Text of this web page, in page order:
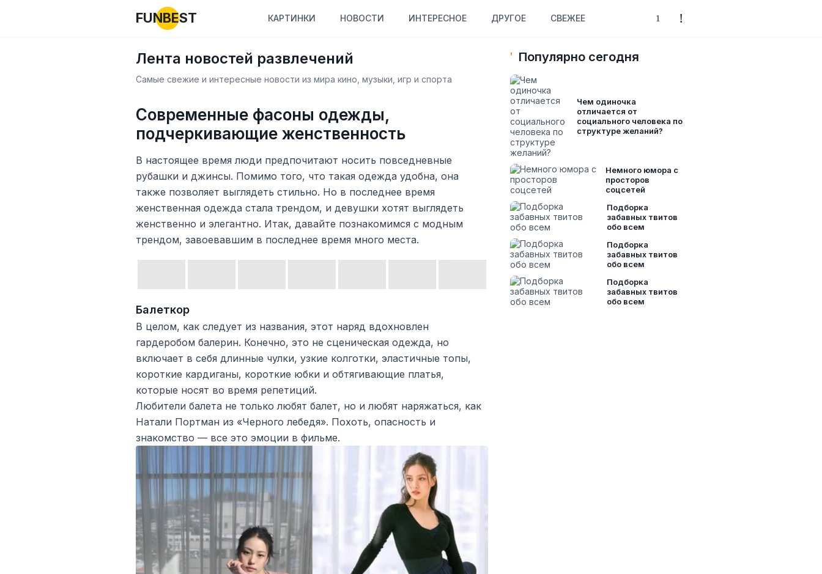
FUNBEST КАРТИНКИ НОВОСТИ ИНТЕРЕСНОЕ ДРУГОЕ СВЕЖЕЕ
Лента новостей развлечений
Самые свежие и интересные новости из мира кино, музыки, игр и спорта
Современные фасоны одежды,
подчеркивающие женственность
В настоящее время люди предпочитают носить повседневные
рубашки и джинсы. Помимо того, что такая одежда удобна, она
также позволяет выглядеть стильно. Но в последнее время
женственная одежда стала трендом, и девушки хотят выглядеть
женственно и элегантно. Итак, давайте познакомимся с модным
трендом, завоевавшим в последнее время много места.
Балеткор
В целом, как следует из названия, этот наряд вдохновлен
гардеробом балерин. Конечно, это не сценическая одежда, но
включает в себя длинные чулки, узкие колготки, эластичные топы,
короткие кардиганы, короткие юбки и обтягивающие платья,
которые носят во время репетиций.
Любители балета не только любят балет, но и любят наряжаться, как
Натали Портман из «Черного лебедя». Похоть, опасность и
знакомство — все это эмоции в фильме.
Популярно сегодня
Чем одиночка
отличается от
социального человека по
структуре желаний?
Немного юмора с
просторов
соцсетей
Подборка
забавных твитов
обо всем
Подборка
забавных твитов
обо всем
Подборка
забавных твитов
обо всем